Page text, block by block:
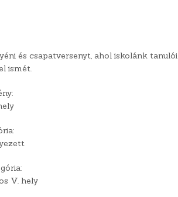
és csapatversenyt, ahol iskolánk tanulói
ismét.
V. hely